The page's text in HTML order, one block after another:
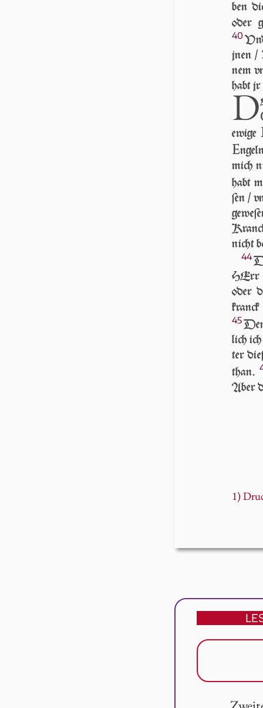
ben
oder
40
jnen /
nem
habt
D
ewi­ge
E
mich
habt
ſen /
nicht
44
HErr
oder
45
lich
ter
than.
Aber
1)